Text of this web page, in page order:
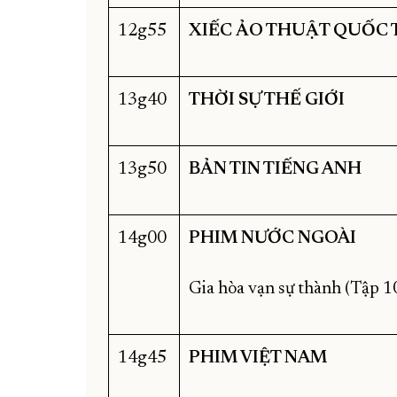
12g55 XIẾC ẢO THUẬT QUỐC
13g40 THỜI SỰ THẾ GIỚI
13g50 BẢN TIN TIẾNG ANH
14g00 PHIM NƯỚC NGOÀI
Gia hòa vạn sự thành (Tập
14g45 PHIM VIỆTNAM